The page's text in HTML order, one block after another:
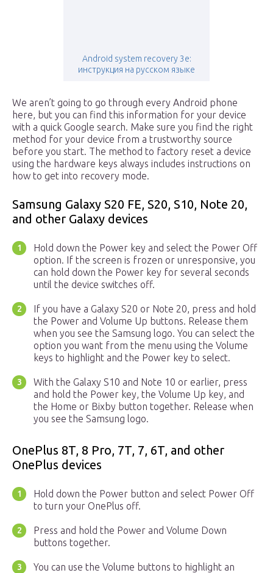
Android system recovery 3e:
инструкция на русском языке
We aren’t going to go through every Android phone
here, but you can find this information for your device
with a quick Google search. Make sure you find the right
method for your device from a trustworthy source
before you start. The method to factory reset a device
using the hardware keys always includes instructions on
how to get into recovery mode.
Samsung Galaxy S20 FE, S20, S10, Note 20,
and other Galaxy devices
Hold down the Power key and select the Power Off
option. If the screen is frozen or unresponsive, you
can hold down the Power key for several seconds
until the device switches off.
If you have a Galaxy S20 or Note 20, press and hold
the Power and Volume Up buttons. Release them
when you see the Samsung logo. You can select the
option you want from the menu using the Volume
keys to highlight and the Power key to select.
With the Galaxy S10 and Note 10 or earlier, press
and hold the Power key, the Volume Up key, and
the Home or Bixby button together. Release when
you see the Samsung logo.
OnePlus 8T, 8 Pro, 7T, 7, 6T, and other
OnePlus devices
Hold down the Power button and select Power Off
to turn your OnePlus off.
Press and hold the Power and Volume Down
buttons together.
You can use the Volume buttons to highlight an